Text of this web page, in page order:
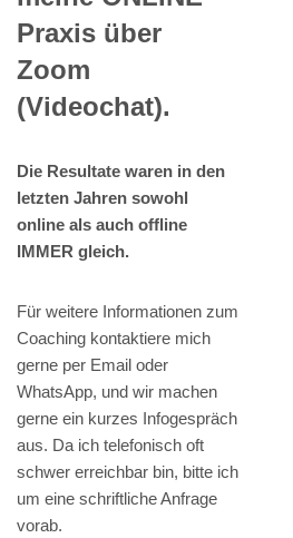
Praxis über
Zoom
(Videochat).
Die Resultate waren in den
letzten Jahren sowohl
online als auch offline
IMMER gleich.
Für weitere Informationen zum
Coaching kontaktiere mich
gerne per Email oder
WhatsApp, und wir machen
gerne ein kurzes Infogespräch
aus. Da ich telefonisch oft
schwer erreichbar bin, bitte ich
um eine schriftliche Anfrage
vorab.